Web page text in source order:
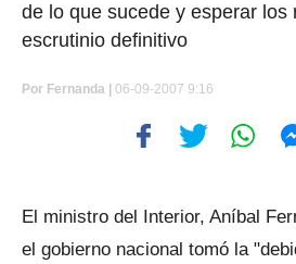
de lo que sucede y esperar los
escrutinio definitivo
Por Fernanda | 06-09-2007 9:16
El ministro del Interior, Aníbal
el gobierno nacional tomó la